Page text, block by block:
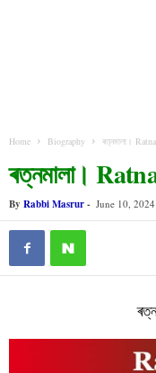
Home Biography ৰত্নমালা।
ৰত্নমালা।
By Rabbi Masrur- June 10, 2024